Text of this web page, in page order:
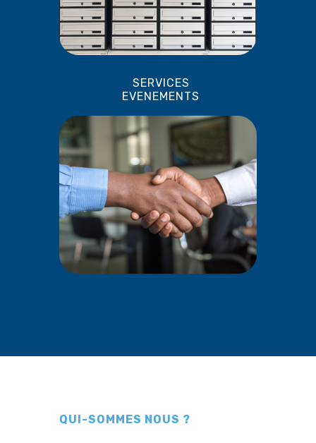
SERVICES
EVENEMENTS
QUI-SOMMES NOUS ?